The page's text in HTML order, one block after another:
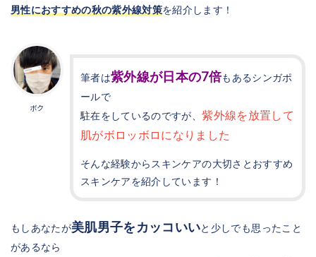
男性におすすめの秋の紫外線対策を紹介します！
ボク
筆者は紫外線が日本の7倍もあるシンガポ
ールで
駐在をしているのですが、紫外線を放置して
肌がボロッボロになりました
そんな経験からスキンケアの大切さとおすすめ
スキンケアを紹介しています！
もしあなたが美肌男子をカッコいいと少しでも思ったこと
があるなら